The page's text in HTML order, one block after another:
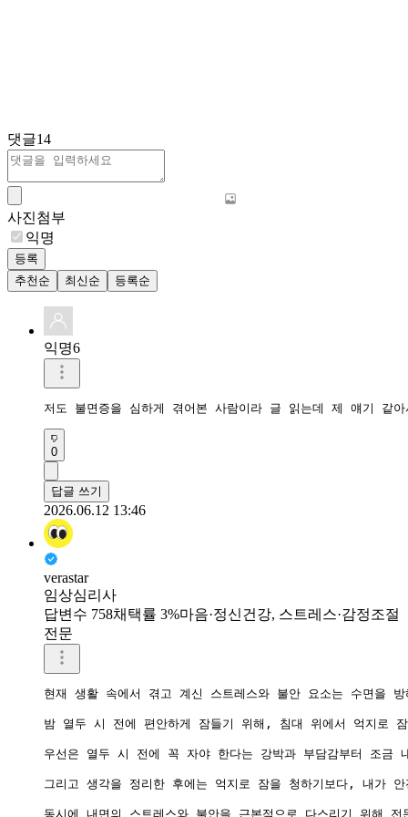
댓글14
사진첨부
익명
등록
추천순
최신순 등록순
익명6
저도 불면증을 심하게 겪어본 사람이라 글 읽는데 제 얘기
0
답글 쓰기
2026.06.12 13:46
verastar
임상심리사
답변수 758채택률 3%마음·정신건강, 스트레스·감정조절
전문
현재 생활 속에서 겪고 계신 스트레스와 불안 요소는 수면을
밤 열두 시 전에 편안하게 잠들기 위해, 침대 위에서 억지로
우선은 열두 시 전에 꼭 자야 한다는 강박과 부담감부터 조금
그리고 생각을 정리한 후에는 억지로 잠을 청하기보다, 내가
동시에 내면의 스트레스와 불안을 근본적으로 다스리기 위해